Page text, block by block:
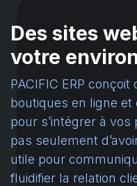
Des sites
votre
PACIFIC ERP
boutiques en ligne
pour s’intégrer à vos
pas seulement
utile pour
fluidifier la relation